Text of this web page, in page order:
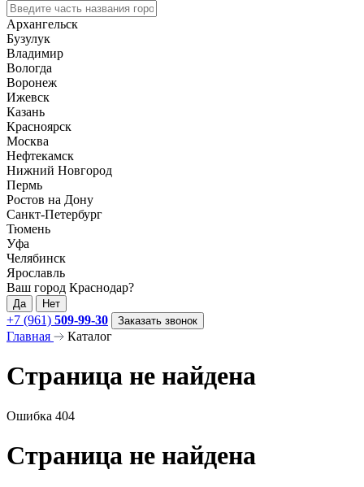
Архангельск
Бузулук
Владимир
Вологда
Воронеж
Ижевск
Казань
Красноярск
Москва
Нефтекамск
Нижний Новгород
Пермь
Ростов на Дону
Санкт-Петербург
Тюмень
Уфа
Челябинск
Ярославль
Ваш город Краснодар?
Да Нет
+7 (961) 509-99-30 Заказать звонок
Главная Каталог
Страница не найдена
Ошибка 404
Страница не найдена